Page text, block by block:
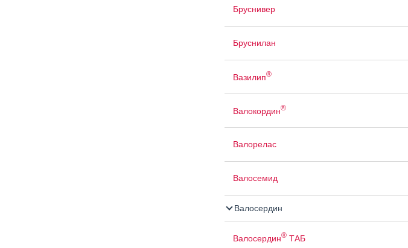
Бруснивер
Бруснилан
Вазилип®
Валокордин®
Валорелас
Валосемид
Валосердин
Валосердин®ТАБ